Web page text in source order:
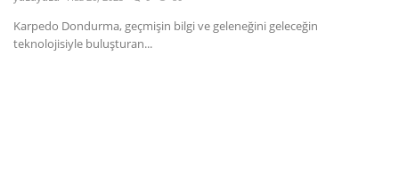
Dil
Karpedo Dondurma, geçmişin bilgi ve geleneğini geleceğin
teknolojisiyle buluşturan...